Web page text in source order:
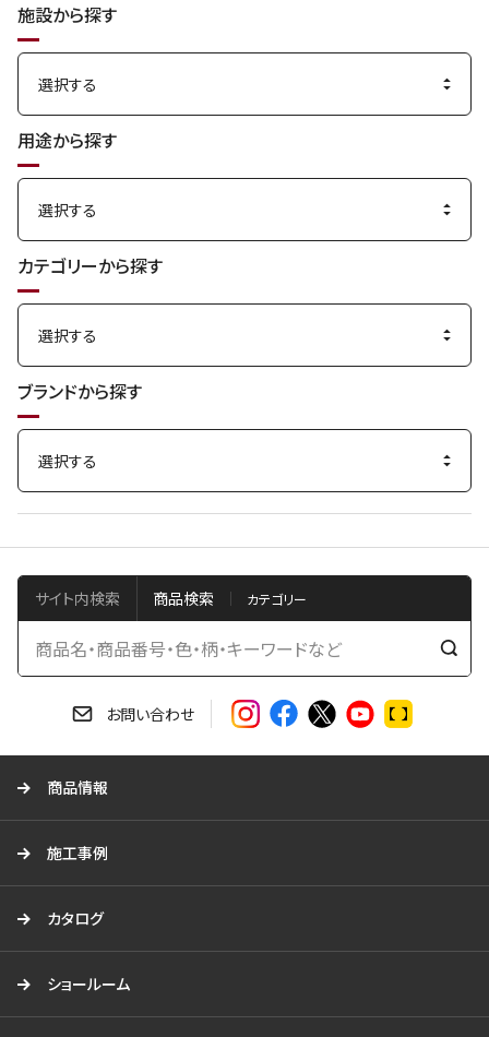
施設から探す
用途から探す
カテゴリーから探す
ブランドから探す
サイト内検索 商品検索
検
お問い合わせ
商品情報
施工事例
カタログ
ショールーム